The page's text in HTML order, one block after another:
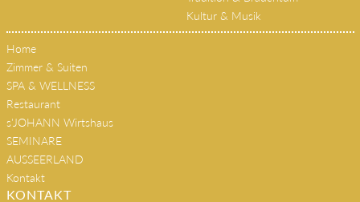
Kultur & Musik
Home
Zimmer & Suiten
SPA & WELLNESS
Restaurant
s'JOHANN Wirtshaus
SEMINARE
AUSSEERLAND
Kontakt
KONTAKT